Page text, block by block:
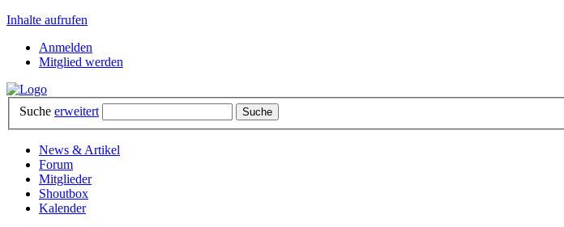
Inhalte aufrufen
Anmelden
Mitglied werden
Suche erweitert
News & Artikel
Forum
Mitglieder
Shoutbox
Kalender